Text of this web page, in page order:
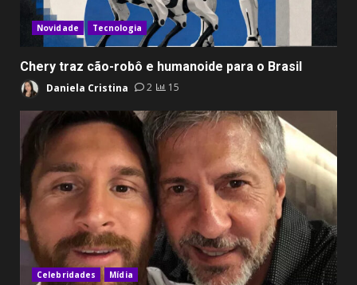
Novidade Tecnologia
Chery traz cão-robô e humanoide para o Brasil
Daniela Cristina 2 15
Celebridades Mídia